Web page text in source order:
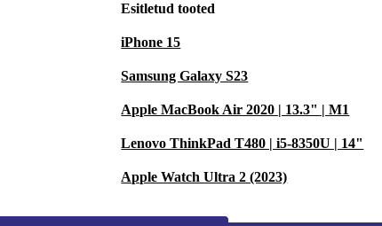
Esitletud tooted
iPhone 15
Samsung Galaxy S23
Apple MacBook Air 2020 | 13.3" | M1
Lenovo ThinkPad T480 | i5-8350U | 14"
Apple Watch Ultra 2 (2023)